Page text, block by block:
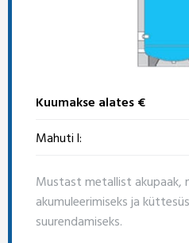
Kuumakse alates €
Mahuti l:
Mustast metallist akupaak,
akumuleerimiseks ja
suurendamiseks.